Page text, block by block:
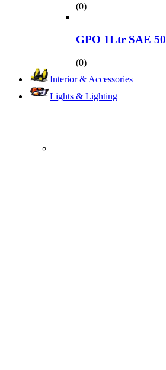
(0)
GPO 1Ltr SAE 50
(0)
Interior & Accessories
Lights & Lighting